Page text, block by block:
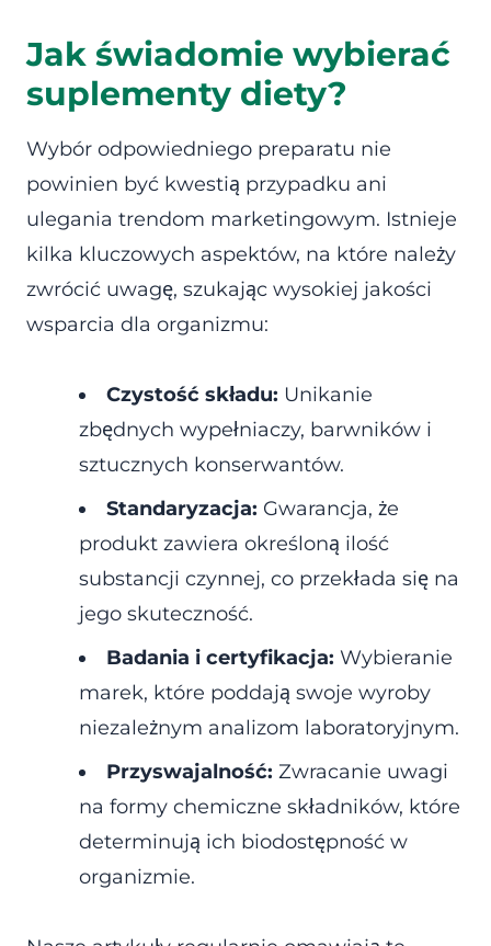
Jak świadomie wybierać
suplementy diety?
Wybór odpowiedniego preparatu nie
powinien być kwestią przypadku ani
ulegania trendom marketingowym. Istnieje
kilka kluczowych aspektów, na które należy
zwrócić uwagę, szukając wysokiej jakości
wsparcia dla organizmu:
Czystość składu: Unikanie
zbędnych wypełniaczy, barwników i
sztucznych konserwantów.
Standaryzacja: Gwarancja, że
produkt zawiera określoną ilość
substancji czynnej, co przekłada się na
jego skuteczność.
Badania i certyfikacja: Wybieranie
marek, które poddają swoje wyroby
niezależnym analizom laboratoryjnym.
Przyswajalność: Zwracanie uwagi
na formy chemiczne składników, które
determinują ich biodostępność w
organizmie.